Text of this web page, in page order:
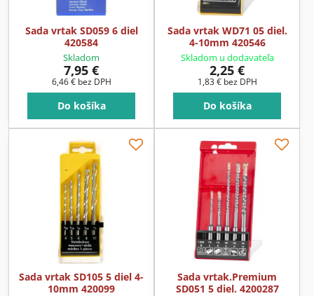
Sada vrtak SD059 6 diel
420584
Skladom
7,95 €
6,46 € bez DPH
Do košíka
Sada vrtak WD71 05 diel.
4-10mm 420546
Skladom u dodavateľa
2,25 €
1,83 € bez DPH
Do košíka
Sada vrtak SD105 5 diel 4-
10mm 420099
Sada vrtak.Premium
SD051 5 diel. 4200287